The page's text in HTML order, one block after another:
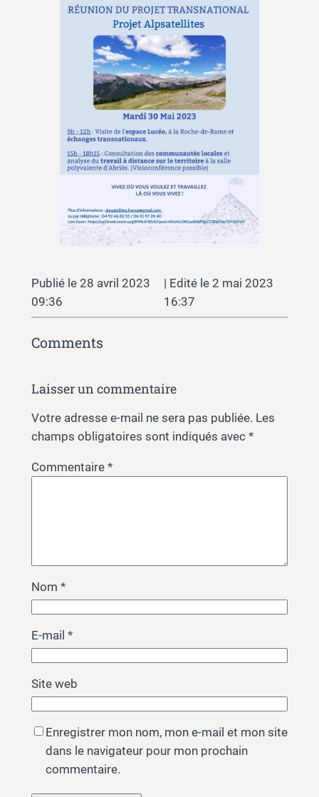
28 avril 2023
09:36
2 mai 2023
16:37
Comments
Laisser un commentaire
Votre adresse e-mail ne sera pas publiée. Les
champs obligatoires sont indiqués avec *
Commentaire *
Nom *
E-mail *
Site web
Enregistrer mon nom, mon e-mail et mon site
dans le navigateur pour mon prochain
commentaire.